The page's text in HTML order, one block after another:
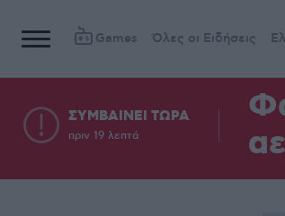
Games Όλες οι Ειδήσεις
ΣΥΜΒΑΙΝΕΙ ΤΩΡΑ
πριν 19 λεπτά